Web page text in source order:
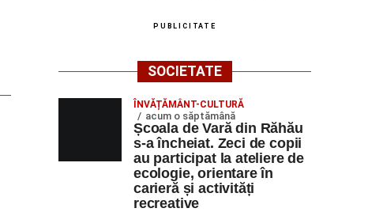
PUBLICITATE
SOCIETATE
ÎNVĂȚĂMÂNT-CULTURĂ
acum o săptămână
Școala de Vară din Răhău
s-a încheiat. Zeci de copii
au participat la ateliere de
ecologie, orientare în
carieră și activități
recreative